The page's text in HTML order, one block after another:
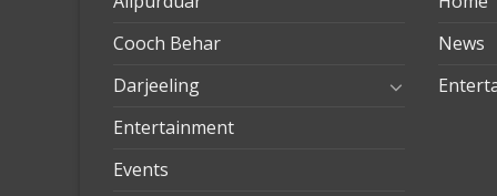
Cooch Behar
Darjeeling
Entertainment
Events
News